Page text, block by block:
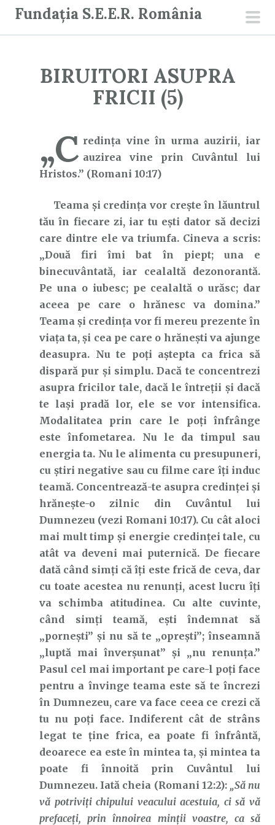
Fundația S.E.E.R. România
BIRUITORI ASUPRA
FRICII (5)
„C redința vine în urma auzirii, iar
auzirea vine prin Cuvântul lui
Hristos.” (Romani 10:17)
Teama și credința vor crește în lăuntrul
tău în fiecare zi, iar tu ești dator să decizi
care dintre ele va triumfa. Cineva a scris:
„Două firi îmi bat în piept; una e
binecuvântată, iar cealaltă dezonorantă.
Pe una o iubesc; pe cealaltă o urăsc; dar
aceea pe care o hrănesc va domina.”
Teama și credința vor fi mereu prezente în
viața ta, și cea pe care o hrănești va ajunge
deasupra. Nu te poți aștepta ca frica să
dispară pur și simplu. Dacă te concentrezi
asupra fricilor tale, dacă le întreții și dacă
te lași pradă lor, ele se vor intensifica.
Modalitatea prin care le poți înfrânge
este înfometarea. Nu le da timpul sau
energia ta. Nu le alimenta cu presupuneri,
cu știri negative sau cu filme care îți induc
teamă. Concentrează-te asupra credinței și
hrănește-o zilnic din Cuvântul lui
Dumnezeu (vezi Romani 10:17). Cu cât aloci
mai mult timp și energie credinței tale, cu
atât va deveni mai puternică. De fiecare
dată când simți că îți este frică de ceva, dar
cu toate acestea nu renunți, acest lucru îți
va schimba atitudinea. Cu alte cuvinte,
când simți teamă, ești îndemnat să
„pornești” și nu să te „oprești”; înseamnă
„luptă mai înverșunat” și „nu renunța.”
Pasul cel mai important pe care-l poți face
pentru a învinge teama este să te încrezi
în Dumnezeu, care va face ceea ce crezi că
tu nu poți face. Indiferent cât de strâns
legat te ține frica, ea poate fi înfrântă,
deoarece ea este în mintea ta, și mintea ta
poate fi înnoită prin Cuvântul lui
Dumnezeu. Iată cheia (Romani 12:2): „Să nu
vă potriviți chipului veacului acestuia, ci să vă
prefaceți, prin înnoirea minții voastre, ca să